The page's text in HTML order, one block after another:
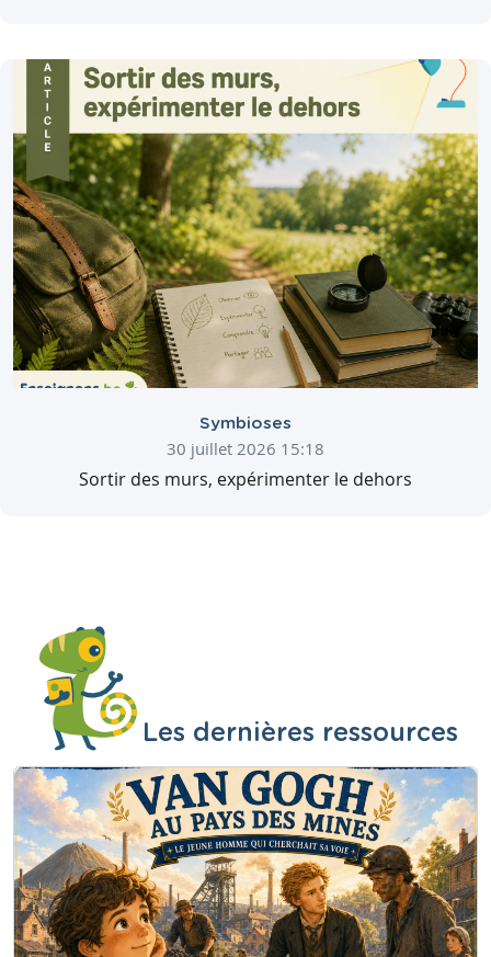
Symbioses
30 juillet 2026 15:18
Sortir des murs, expérimenter le dehors
Les dernières ressources